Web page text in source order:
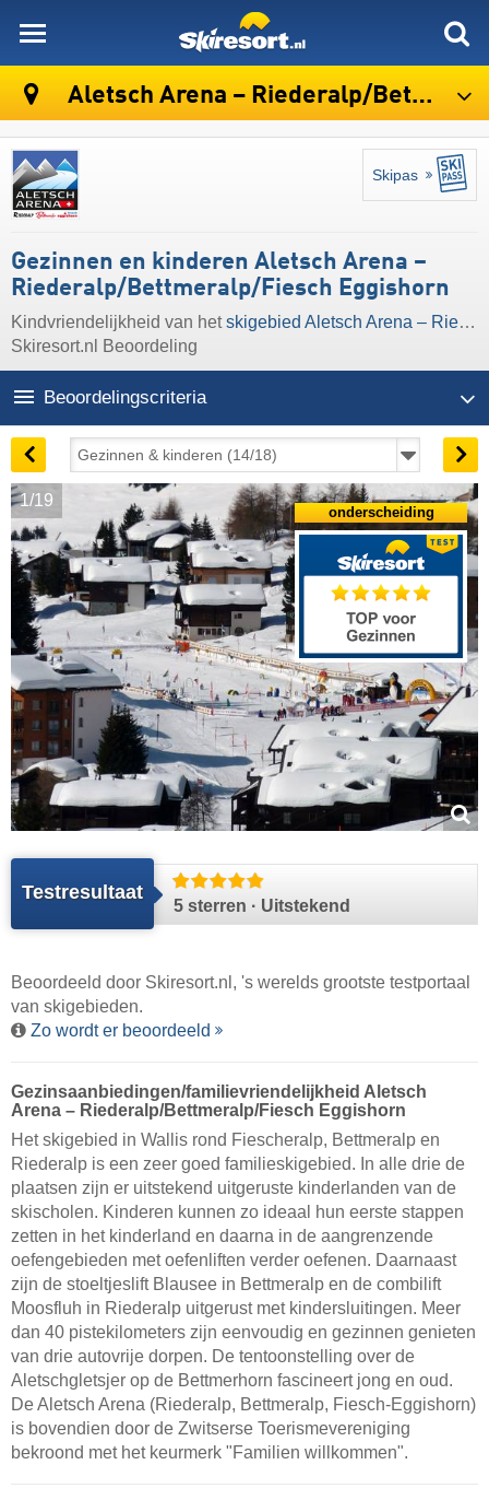
Aletsch Arena – Riederalp/​Bettmeralp/​Fiesch Eggishorn
Skipas
Gezinnen en kinderen Aletsch Arena –
Riederalp/​Bettmeralp/​Fiesch Eggishorn
Kindvriendelijkheid van hetskigebied Aletsch Arena – Riederalp/​Bettmeralp/​Fiesch Eggishorn
Skiresort.nl Beoordeling
Beoordelingscriteria
1/19
Testresultaat
5 sterren · Uitstekend
onderscheiding
Beoordeeld door Skiresort.nl , 's werelds grootste testportaal
van skigebieden.
Zo wordt er beoordeeld
Gezinsaanbiedingen/familievriendelijkheid Aletsch
Arena – Riederalp/​Bettmeralp/​Fiesch Eggishorn
Het skigebied in Wallis rond Fiescheralp, Bettmeralp en
Riederalp is een zeer goed familieskigebied. In alle drie de
plaatsen zijn er uitstekend uitgeruste kinderlanden van de
skischolen. Kinderen kunnen zo ideaal hun eerste stappen
zetten in het kinderland en daarna in de aangrenzende
oefengebieden met oefenliften verder oefenen. Daarnaast
zijn de stoeltjeslift Blausee in Bettmeralp en de combilift
Moosfluh in Riederalp uitgerust met kindersluitingen. Meer
dan 40 pistekilometers zijn eenvoudig en gezinnen genieten
van drie autovrije dorpen. De tentoonstelling over de
Aletschgletsjer op de Bettmerhorn fascineert jong en oud.
De Aletsch Arena (Riederalp, Bettmeralp, Fiesch-Eggishorn)
is bovendien door de Zwitserse Toerismevereniging
bekroond met het keurmerk "Familien willkommen".